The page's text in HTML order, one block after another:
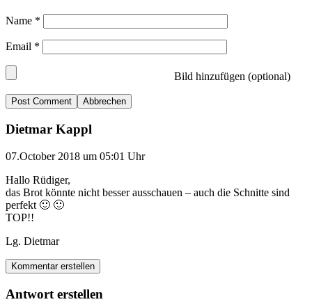
Name *
Email *
Bild hinzufügen (optional)
Abbrechen
Dietmar Kappl
07.October 2018 um 05:01 Uhr
Hallo Rüdiger,
das Brot könnte nicht besser ausschauen – auch die Schnitte sind
perfekt 🙂 🙂
TOP!!
Lg. Dietmar
Kommentar erstellen
Antwort erstellen